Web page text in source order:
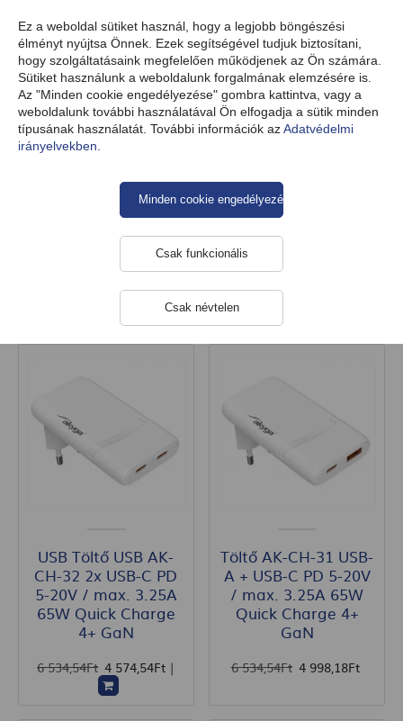
Ez a weboldal sütiket használ, hogy a legjobb böngészési
élményt nyújtsa Önnek. Ezek segítségével tudjuk biztosítani,
hogy szolgáltatásaink megfelelően működjenek az Ön számára.
Sütiket használunk a weboldalunk forgalmának elemzésére is.
Az "Minden cookie engedélyezése" gombra kattintva, vagy a
weboldalunk további használatával Ön elfogadja a sütik minden
típusának használatát. További információk azAdatvédelmi
irányelvekben.
Csak névtelen
Csak funkcionális
Minden cookie engedélyezése
HU
Termékek Okostelefon- és táblagép-töltők USB-töltők
USB-töltők
Kategóriák
USB Töltő USB AK-
CH-32 2x USB-C PD
5-20V / max. 3.25A
65W Quick Charge
4+ GaN
6 534,54Ft 4 574,54Ft |
Töltő AK-CH-31 USB-
A + USB-C PD 5-20V
/ max. 3.25A 65W
Quick Charge 4+
GaN
6 534,54Ft 4 998,18Ft